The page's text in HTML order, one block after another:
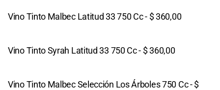
Vino Tinto Malbec Latitud 33 750 Cc - $ 360,00
Vino Tinto Syrah Latitud 33 750 Cc - $ 360,00
Vino Tinto Malbec Selección Los Árboles 750 Cc - $